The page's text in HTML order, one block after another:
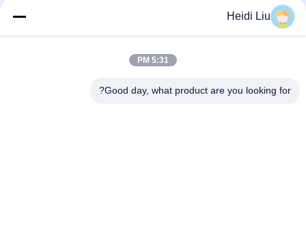
فئات شعبية
الأسلاك
Heidi Liu
5:31 PM
Good day, what product are you looking for?